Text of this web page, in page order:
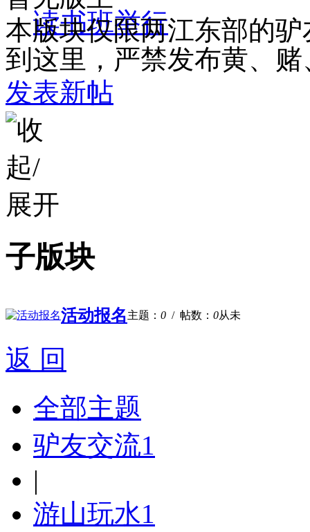
读书班举行
本版块仅限两江东部的
到这里，严禁发布黄、
发表新帖
子版块
活动报名 主题： 0 / 帖数： 0从未
返 回
全部主题
驴友交流1
|
游山玩水1